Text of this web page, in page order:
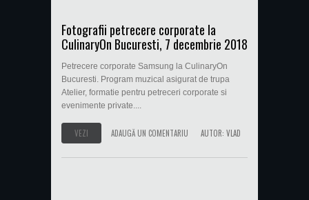
Fotografii petrecere corporate la
CulinaryOn Bucuresti, 7 decembrie 2018
Petrecere corporate Samsung la CulinaryOn
Bucuresti. Program muzical asigurat de trupa
Atelier, formatie pentru petreceri corporate si
evenimente private....
VEZI ADAUGĂ UN COMENTARIU AUTOR: VLAD